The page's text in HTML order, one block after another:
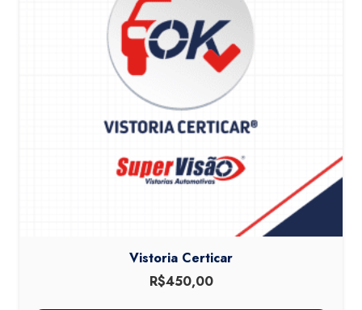
Vistoria Certicar
R$450,00